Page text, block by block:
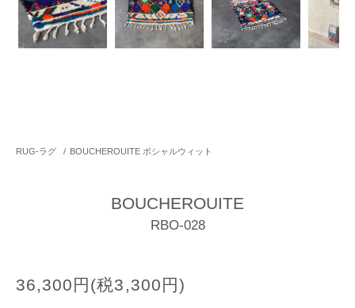
RUG-ラグ / BOUCHEROUITE ボシャルウィット
BOUCHEROUITE
RBO-028
36,300円(税3,300円)